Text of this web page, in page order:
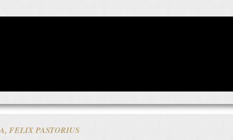
FELIX PASTORIUS